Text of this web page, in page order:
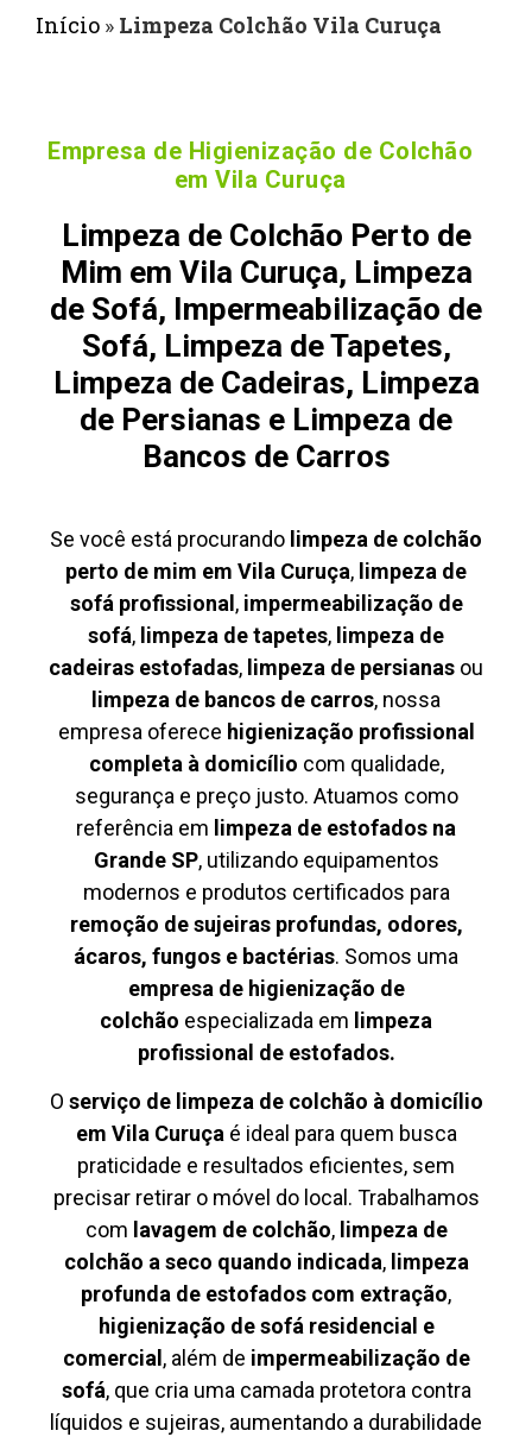
Início » Limpeza Colchão Vila Curuça
Empresa de Higienização de Colchão
em Vila Curuça
Limpeza de Colchão Perto de
Mim em Vila Curuça, Limpeza
de Sofá, Impermeabilização de
Sofá, Limpeza de Tapetes,
Limpeza de Cadeiras, Limpeza
de Persianas e Limpeza de
Bancos de Carros
Se você está procurando limpeza de colchão
perto de mim em Vila Curuça, limpeza de
sofá profissional , impermeabilização de
sofá, limpeza de tapetes, limpeza de
cadeiras estofadas, limpeza de persianas ou
limpeza de bancos de carros, nossa
empresa oferece higienização profissional
completa à domicílio com qualidade,
segurança e preço justo. Atuamos como
referência em limpeza de estofados na
Grande SP, utilizando equipamentos
modernos e produtos certificados para
remoção de sujeiras profundas, odores,
ácaros, fungos e bactérias. Somos uma
empresa de higienização de
colchão especializada em limpeza
profissional de estofados.
O serviço de limpeza de colchão à domicílio
em Vila Curuçaé ideal para quem busca
praticidade e resultados eficientes, sem
precisar retirar o móvel do local. Trabalhamos
com lavagem de colchão, limpeza de
colchão a seco quando indicada, limpeza
profunda de estofados com extração,
higienização de sofá residencial e
comercial , além de impermeabilização de
sofá, que cria uma camada protetora contra
líquidos e sujeiras, aumentando a durabilidade